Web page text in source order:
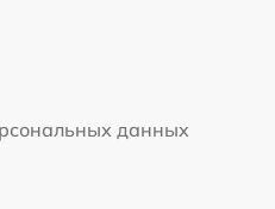
данных